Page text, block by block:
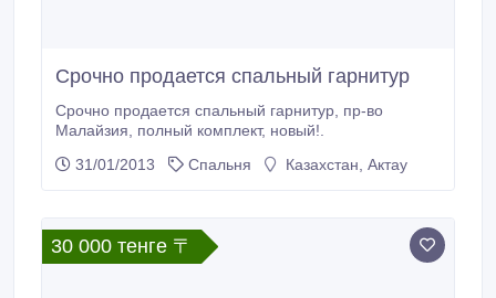
Срочно продается спальный гарнитур
Срочно продается спальный гарнитур, пр-во
Малайзия, полный комплект, новый!.
31/01/2013
Спальня Казахстан, Актау
30 000 тенге 〒